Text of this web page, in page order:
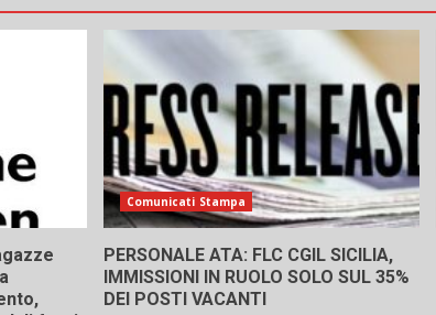
Comunicati Stampa
PERSONALE ATA: FLC CGIL SICILIA,
IMMISSIONI IN RUOLO SOLO SUL 35%
DEI POSTI VACANTI